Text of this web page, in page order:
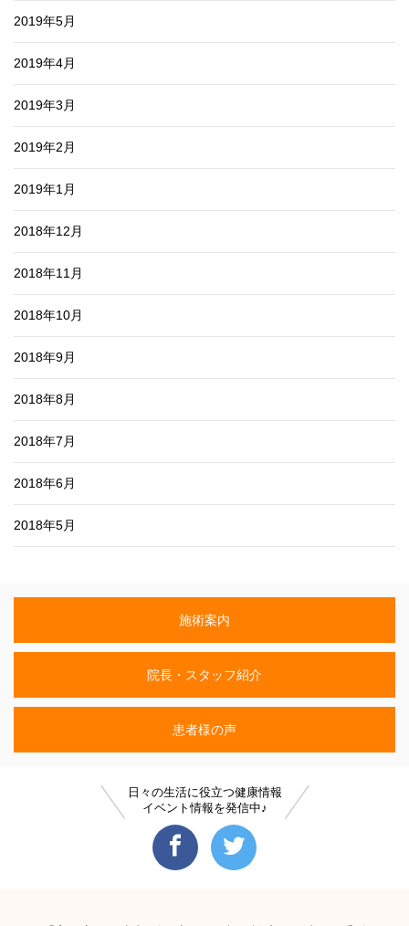
2019年5月
2019年4月
2019年3月
2019年2月
2019年1月
2018年12月
2018年11月
2018年10月
2018年9月
2018年8月
2018年7月
2018年6月
2018年5月
施術案内
院長・スタッフ紹介
患者様の声
日々の生活に役立つ健康情報
イベント情報を発信中♪